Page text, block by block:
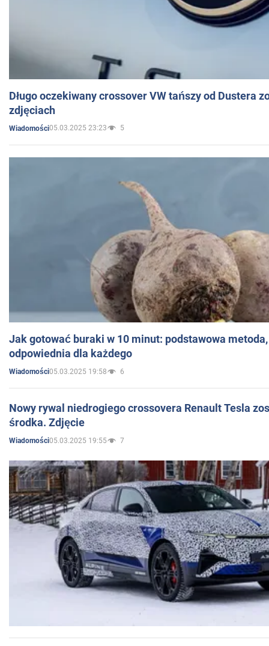
Długo oczekiwany crossover VW tańszy od Dustera
zdjęciach
Wiadomości05.03.2025 23:23 5
Jak gotować buraki w 10 minut: podstawowa
odpowiednia dla każdego
Wiadomości05.03.2025 19:58 6
Nowy rywal niedrogiego crossovera Renault Tesla
środka. Zdjęcie
Wiadomości05.03.2025 19:55 7